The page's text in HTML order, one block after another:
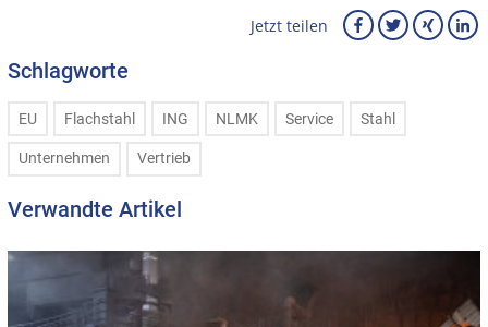
Jetzt teilen
Schlagworte
EU Flachstahl ING NLMK Service Stahl
Unternehmen Vertrieb
Verwandte Artikel